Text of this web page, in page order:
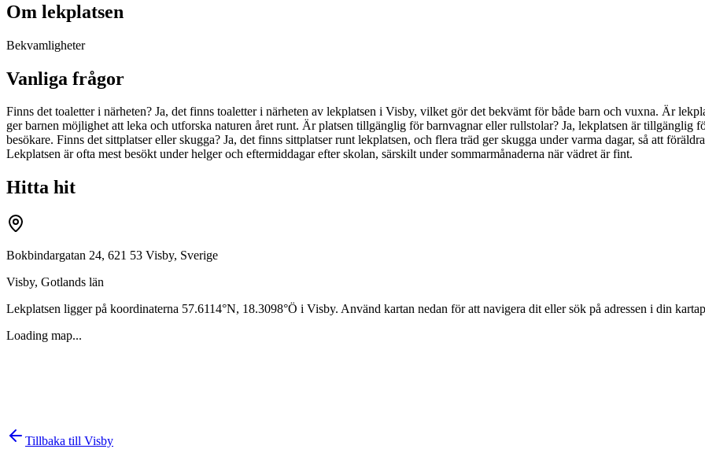
Om lekplatsen
Bekvamligheter
Vanliga frågor
Finns det toaletter i närheten? Ja, det finns toaletter i närheten av lekplatsen i Visby, vilket gör det bekvämt för både barn och vuxna. Är
ger barnen möjlighet att leka och utforska naturen året runt. Är platsen tillgänglig för barnvagnar eller rullstolar? Ja, lekplatsen är tillgänglig
besökare. Finns det sittplatser eller skugga? Ja, det finns sittplatser runt lekplatsen, och flera träd ger skugga under varma dagar, så att
Lekplatsen är ofta mest besökt under helger och eftermiddagar efter skolan, särskilt under sommarmånaderna när vädret är fint.
Hitta hit
Bokbindargatan 24, 621 53 Visby, Sverige
Visby, Gotlands län
Lekplatsen ligger på koordinaterna 57.6114°N, 18.3098°Ö i Visby. Använd kartan nedan för att navigera dit eller sök på adressen i din
Loading map...
Tillbaka till Visby